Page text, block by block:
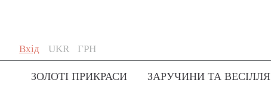
Вхід
Skip
to
Content
Мова
UKR Валюта
ГРН
ЗОЛОТІ ПРИКРАСИ ЗАРУЧИНИ ТА ВЕСІЛЛЯ